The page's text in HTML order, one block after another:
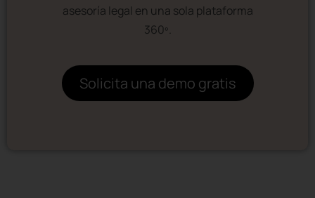
asesoría legal en una sola plataforma
360º.
Solicita una demo gratis